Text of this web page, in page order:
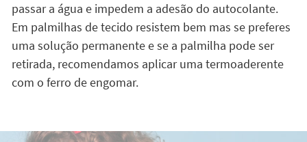
passar a água e impedem a adesão do autocolante.
Em palmilhas de tecido resistem bem mas se preferes
uma solução permanente e se a palmilha pode ser
retirada, recomendamos aplicar uma termoaderente
com o ferro de engomar.